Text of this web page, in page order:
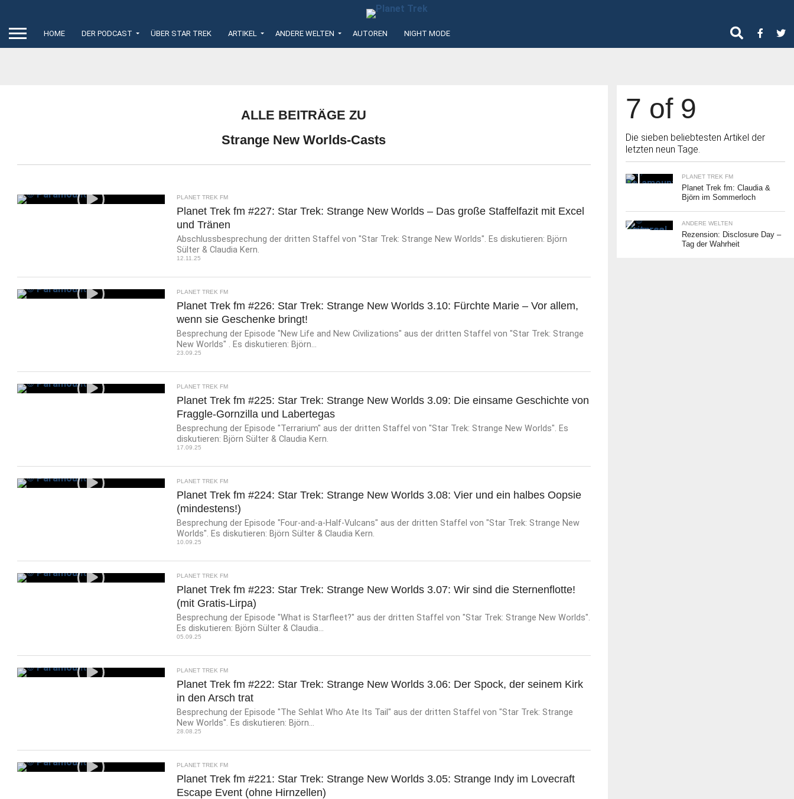
HOME DER PODCAST ÜBER STAR TREK ARTIKEL ANDERE WELTEN AUTOREN NIGHT MODE
ALLE BEITRÄGE ZU
Strange New Worlds-Casts
PLANET TREK FM
Planet Trek fm #227: Star Trek: Strange New Worlds – Das große Staffelfazit mit Excel
und Tränen
Abschlussbesprechung der dritten Staffel von "Star Trek: Strange New Worlds". Es diskutieren: Björn
Sülter & Claudia Kern.
12.11.25
PLANET TREK FM
Planet Trek fm #226: Star Trek: Strange New Worlds 3.10: Fürchte Marie – Vor allem,
wenn sie Geschenke bringt!
Besprechung der Episode "New Life and New Civilizations" aus der dritten Staffel von "Star Trek: Strange
New Worlds" . Es diskutieren: Björn...
23.09.25
PLANET TREK FM
Planet Trek fm #225: Star Trek: Strange New Worlds 3.09: Die einsame Geschichte von
Fraggle-Gornzilla und Labertegas
Besprechung der Episode "Terrarium" aus der dritten Staffel von "Star Trek: Strange New Worlds". Es
diskutieren: Björn Sülter & Claudia Kern.
17.09.25
PLANET TREK FM
Planet Trek fm #224: Star Trek: Strange New Worlds 3.08: Vier und ein halbes Oopsie
(mindestens!)
Besprechung der Episode "Four-and-a-Half-Vulcans" aus der dritten Staffel von "Star Trek: Strange New
Worlds". Es diskutieren: Björn Sülter & Claudia Kern.
10.09.25
PLANET TREK FM
Planet Trek fm #223: Star Trek: Strange New Worlds 3.07: Wir sind die Sternenflotte!
(mit Gratis-Lirpa)
Besprechung der Episode "What is Starfleet?" aus der dritten Staffel von "Star Trek: Strange New Worlds".
Es diskutieren: Björn Sülter & Claudia...
05.09.25
PLANET TREK FM
Planet Trek fm #222: Star Trek: Strange New Worlds 3.06: Der Spock, der seinem Kirk
in den Arsch trat
Besprechung der Episode "The Sehlat Who Ate Its Tail" aus der dritten Staffel von "Star Trek: Strange
New Worlds". Es diskutieren: Björn...
28.08.25
PLANET TREK FM
Planet Trek fm #221: Star Trek: Strange New Worlds 3.05: Strange Indy im Lovecraft
Escape Event (ohne Hirnzellen)
7 of 9
Die sieben beliebtesten Artikel der
letzten neun Tage.
PLANET TREK FM
Planet Trek fm: Claudia &
Björn im Sommerloch
ANDERE WELTEN
Rezension: Disclosure Day –
Tag der Wahrheit